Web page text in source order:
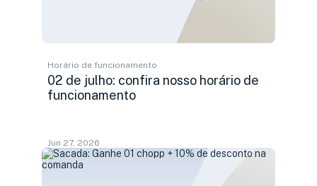
Horário de funcionamento
02 de julho: confira nosso horário de
funcionamento
Jun 27, 2026